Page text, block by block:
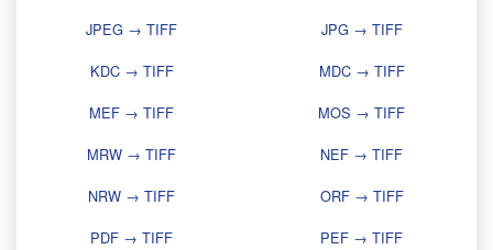
JPEG → TIFF
JPG → TIFF
KDC → TIFF
MDC → TIFF
MEF → TIFF
MOS → TIFF
MRW → TIFF
NEF → TIFF
NRW → TIFF
ORF → TIFF
PDF → TIFF
PEF → TIFF